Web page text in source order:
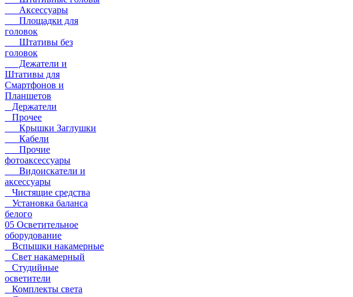
Аксессуары
Площадки для
головок
Штативы без
головок
Дежатели и
Штативы для
Смартфонов и
Планшетов
Держатели
Прочее
Крышки Заглушки
Кабели
Прочие
фотоаксессуары
Видоискатели и
аксессуары
Чистящие средства
Установка баланса
белого
05 Осветительное
оборудование
Вспышки накамерные
Свет накамерный
Студийные
осветители
Комплекты света